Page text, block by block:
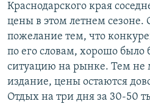
Краснодарского края
цены в этом летнем сезоне.
пожелание тем, что
по его словам, хорошо было
ситуацию на рынке. Тем не
издание, цены остаются
Отдых на три дня за 30-50